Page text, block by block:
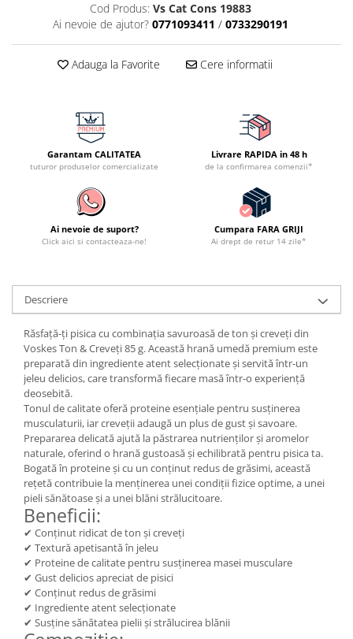
Cod Produs: Vs Cat Cons 19883
Ai nevoie de ajutor? 0771093411 / 0733290191
Adauga la Favorite Cere informatii
Garantam CALITATEA
tuturor produselor comercializate
Livrare RAPIDA in 48 h
de la confirmarea comenzii*
Ai nevoie de suport?
Click aici si contacteaza-ne!
Cumpara FARA GRIJI
Ai drept de retur 14 zile*
Descriere
Răsfață-ți pisica cu combinația savuroasă de ton și creveți din
Voskes Ton & Creveți 85 g. Această hrană umedă premium este
preparată din ingrediente atent selecționate și servită într-un
jeleu delicios, care transformă fiecare masă într-o experiență
deosebită.
Tonul de calitate oferă proteine esențiale pentru susținerea
musculaturii, iar creveții adaugă un plus de gust și savoare.
Prepararea delicată ajută la păstrarea nutrienților și aromelor
naturale, oferind o hrană gustoasă și echilibrată pentru pisica ta.
Bogată în proteine și cu un conținut redus de grăsimi, această
rețetă contribuie la menținerea unei condiții fizice optime, a unei
pieli sănătoase și a unei blăni strălucitoare.
Beneficii:
✔ Conținut ridicat de ton și creveți
✔ Textură apetisantă în jeleu
✔ Proteine de calitate pentru susținerea masei musculare
✔ Gust delicios apreciat de pisici
✔ Conținut redus de grăsimi
✔ Ingrediente atent selecționate
✔ Susține sănătatea pielii și strălucirea blănii